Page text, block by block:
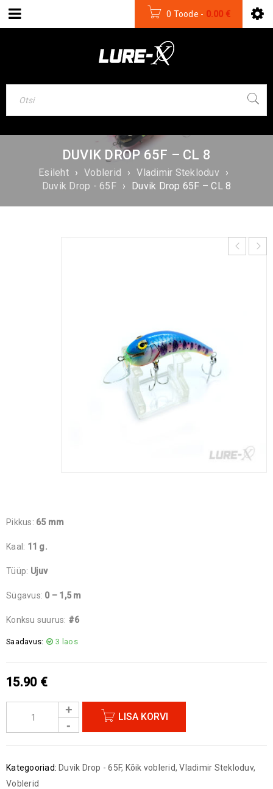
0 Toode - 0.00 €
DUVIK DROP 65F – CL 8
Esileht › Voblerid › Vladimir Stekloduv ›
Duvik Drop - 65F › Duvik Drop 65F – CL 8
Pikkus: 65 mm
Kaal: 11 g.
Tüüp: Ujuv
Sügavus: 0 – 1,5 m
Konksu suurus: #6
Saadavus: 3 laos
15.90 €
LISA KORVI
Kategooriad: Duvik Drop - 65F, Kõik voblerid,Vladimir Stekloduv,
Voblerid